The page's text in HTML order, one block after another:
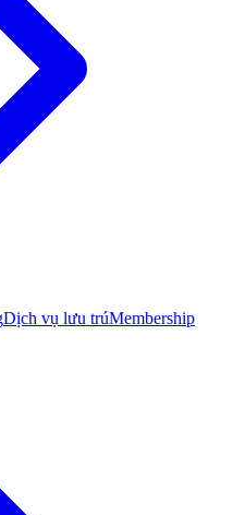
Dịch vụ lưu trúMembership